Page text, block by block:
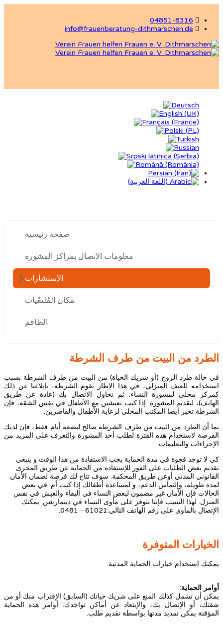
04851-8316
info@frauenberatung-dithmarschen.de
صفحة رئيسية
معلومات الاتصال بمراكز المشورة
الإستشارات
مكان المُلتقَيات
الطاقم
الطرد من البيت من طرف الشرطة
في حالة طرد الزوج (أو شريك الحياة) من البيت من طرف الشرطة بسبب
استخدامه للعنف المنزلي، في هذا الإطار تقوم الشرطة، بإبلاغنا عن ذلك
كمركز محلي لمشورة النساء. ثم نحاول الاتصال بك (عادة عن طريق
الهاتف)، لتقديم المشورة. إذا كنت تعيشين مع الأطفال في نفس الشقة، فإن
الشرطة تخبر أيضا المكتب المحلي لرعاية الأطفال والقاصرين.
بما أن الطرد من البيت من طرف الشرطة صالح لبضعة أيام فقط، فإن لديك
الفرصة لاستخدام هذه الفترة لطلب أخذ المشورة والتعرف على المزيد من
الإجراءات والتعليمات.
كي لا توجد فجوة في مدة الحماية يجب الاستفادة من هذا الوقت و ينبغي
تقديم بعض الطلبات على الفور للإستفادة من الحماية عن طريق المجرى
القانوني المدني أوعن طريق المحكمة. سوف تتاح لك فرصة لضمان الأمان
لمدة طويلة، وإلتماس الدعم، و لمساعدة أطفالك إذا كنت أم. في بعض
الحالات فإن الأمان غير مضمون لبعض النساء في البقاء والعيش في نفس
المنزل. لهذا السبب فإننا نتوفر على مأوى النساء في ديتمارشن. يمكنك
الإتصال بالمأوى على رقم الهاتف التالي:61021 - 0481.
الخيارات المتوفرة
يمكنك استخدام خيارات الحماية المدنية:
أوامر الحماية:
يمكن أن تشمل كذلك المنع على شريك حياتك (السابق) الإقتراب منك أو من
شقتك، أو الإتصال بك، والإبتعاد عن أماكن تواجدك. أوامر هذه الحماية
المؤقتة يمكن تمديد مدتها بواسطة تقديم طلب.